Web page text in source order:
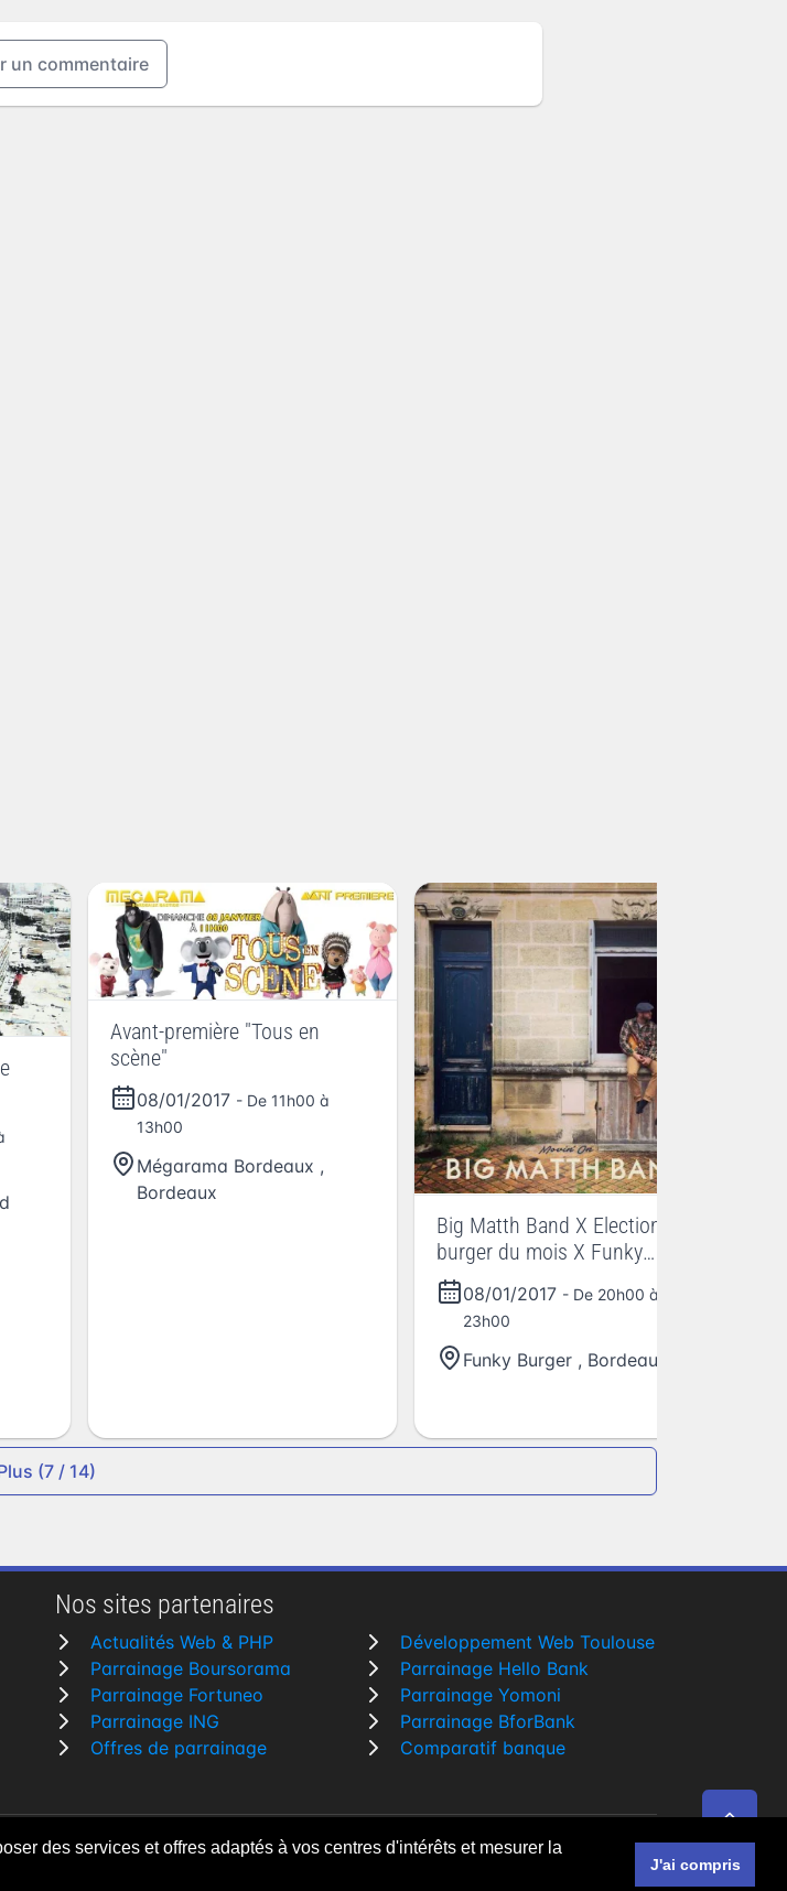
des services et offres adaptés à vos centres d'intérêts et mesurer la
J'ai compris
un commentaire
Avant-première "Tous en
scène"
08/01/2017 - De 11h00 à
13h00
Mégarama Bordeaux ,
Bordeaux
Big Matth Band X Election
burger du mois X Funky
Burger
08/01/2017 - De 20h00 à
23h00
Funky Burger , Bordeaux
(7 / 14)
Nos sites partenaires
Actualités Web & PHP
Parrainage Boursorama
Parrainage Fortuneo
Parrainage ING
Offres de parrainage
Développement Web Toulouse
Parrainage Hello Bank
Parrainage Yomoni
Parrainage BforBank
Comparatif banque
Fait avec développeur Web Freelance à Toulouse